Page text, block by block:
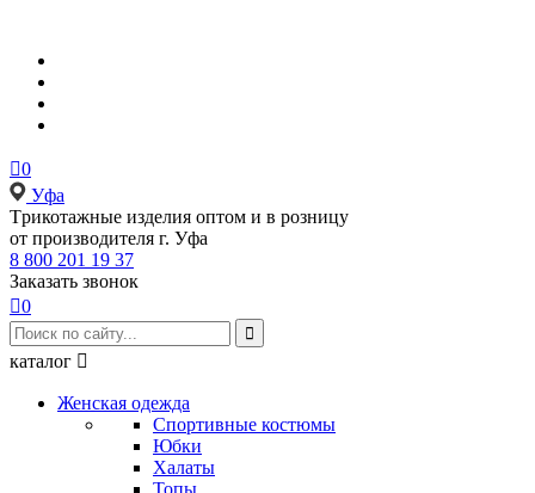
0
Уфа
Tрикотажные изделия оптом и в розницу
от производителя г. Уфа
8 800 201 19 37
Заказать звонок
0

каталог 
Женская одежда
Спортивные костюмы
Юбки
Халаты
Топы